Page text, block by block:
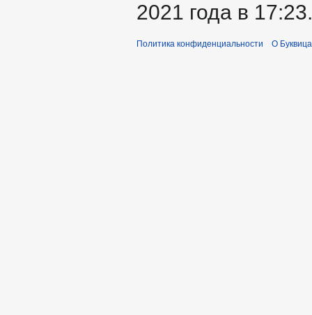
2021 года в 17:23.
Политика конфиденциальности О Буквица